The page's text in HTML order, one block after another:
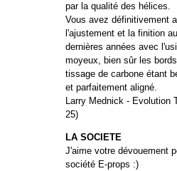
par la qualité des hélices.
Vous avez définitivement
l'ajustement et la finition
dernières années avec
moyeux, bien sûr les
tissage de carbone étant
et parfaitement aligné.
Larry Mednick - Evolution
25)
LA SOCIETE
J'aime votre dévouement
société E-props :)